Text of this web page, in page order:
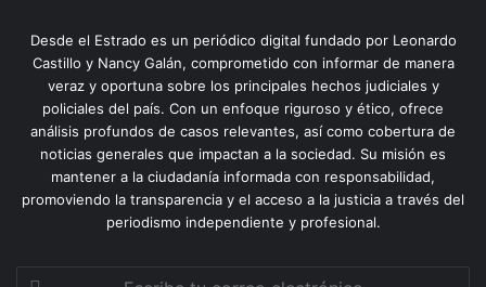
Desde el Estrado es un periódico digital fundado por Leonardo
Castillo y Nancy Galán, comprometido con informar de manera
veraz y oportuna sobre los principales hechos judiciales y
policiales del país. Con un enfoque riguroso y ético, ofrece
análisis profundos de casos relevantes, así como cobertura de
noticias generales que impactan a la sociedad. Su misión es
mantener a la ciudadanía informada con responsabilidad,
promoviendo la transparencia y el acceso a la justicia a través del
periodismo independiente y profesional.
Escribe